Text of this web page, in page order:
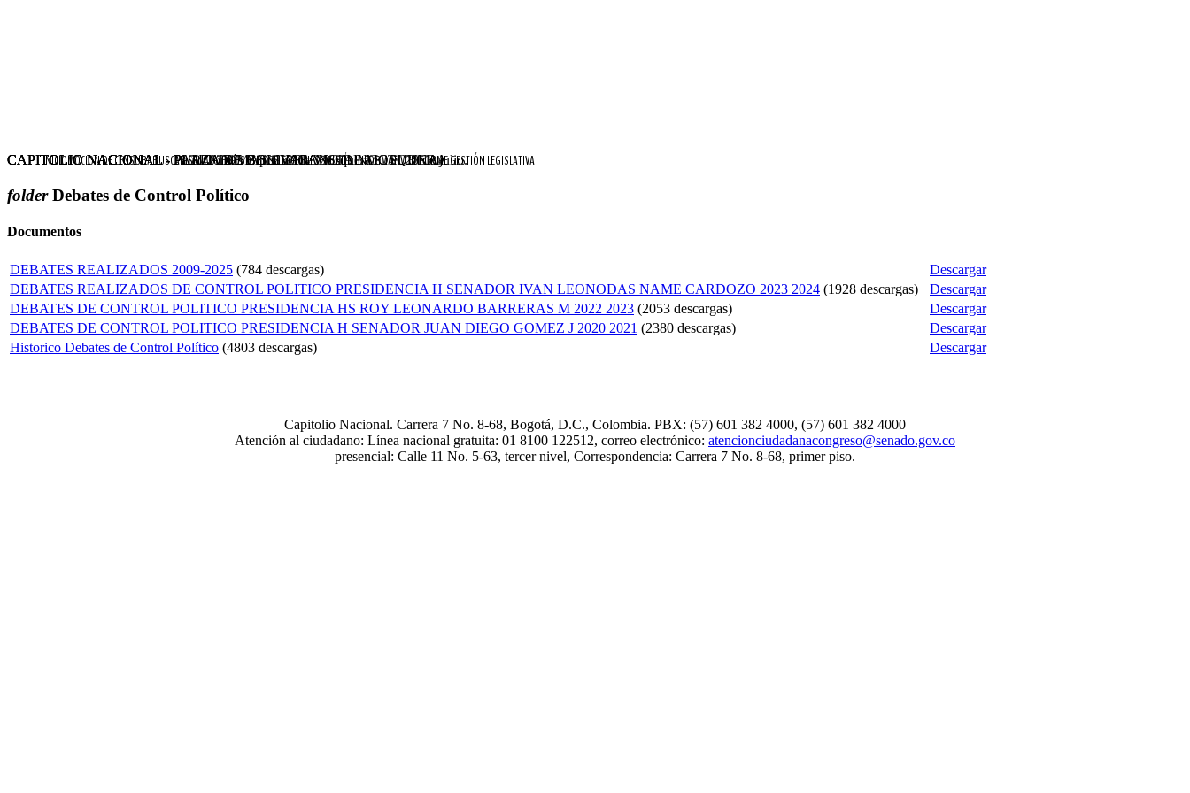
INICIOMOCION DE CENSURABUSCAR SENADORNOSOTROSELECCIONESBOLETÍN INFORMATIVOINFORME GESTIÓN LEGISLATIVA
CAPITOLIO NACIONAL - PLAZA DE BOLIVAR VISTA NOCTURNA
CAPITOLIO NACIONAL - Patio Tomás Cipriano de Mosquera en el 20 de julio.
CAPITOLIO NACIONAL - PLAZA DE BOLIVAR
CAPITOLIO NACIONAL - PATIO TOMAS CIPRIANO DE MOSQUERA
Xnxx
xnxx
Hindi
Sex
Xnxx
folder Debates de Control Político
Documentos
DEBATES REALIZADOS 2009-2025 (784 descargas)
Descargar
DEBATES REALIZADOS DE CONTROL POLITICO PRESIDENCIA H SENADOR IVAN LEONODAS NAME CARDOZO 2023 2024 (1928 descargas)
Descargar
DEBATES DE CONTROL POLITICO PRESIDENCIA HS ROY LEONARDO BARRERAS M 2022 2023 (2053 descargas)
Descargar
DEBATES DE CONTROL POLITICO PRESIDENCIA H SENADOR JUAN DIEGO GOMEZ J 2020 2021 (2380 descargas)
Descargar
Historico Debates de Control Político (4803 descargas) Descargar
Capitolio Nacional. Carrera 7 No. 8-68, Bogotá, D.C., Colombia. PBX: (57) 601 382 4000, (57) 601 382 4000
Atención al ciudadano: Línea nacional gratuita: 01 8100 122512, correo electrónico: atencionciudadanacongreso@senado.gov.co
presencial: Calle 11 No. 5-63, tercer nivel, Correspondencia: Carrera 7 No. 8-68, primer piso.